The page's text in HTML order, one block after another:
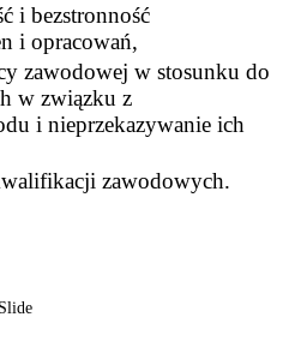
i bezstronność
i opracowań,
zawodowej w stosunku do
w związku z
i nieprzekazywanie ich
zawodowych.
Slide